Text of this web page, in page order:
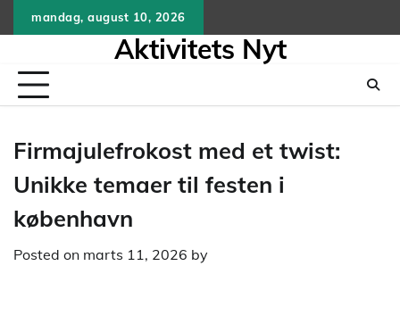
to
mandag, august 10, 2026
Aktivitets Nyt
Firmajulefrokost med et twist:
Unikke temaer til festen i
københavn
Posted on marts 11, 2026 by